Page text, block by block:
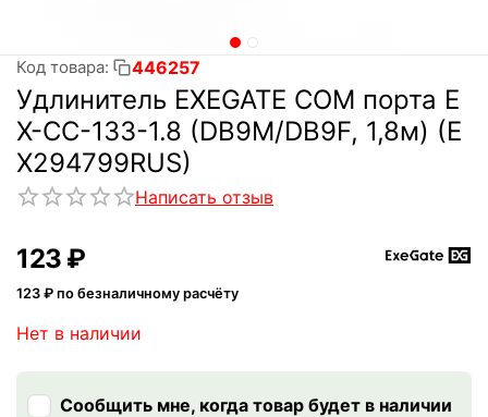
Код товара: 446257
Удлинитель EXEGATE COM порта E
X-CC-133-1.8 (DB9M/DB9F, 1,8м) (E
X294799RUS)
Написать отзыв
‍123‍ ₽
123 ₽ по безналичному расчёту
Нет в наличии
Сообщить мне, когда товар будет в наличии